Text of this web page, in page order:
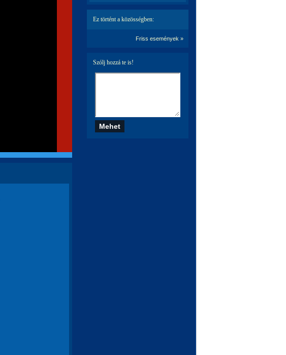
Ez történt a közösségben:
Friss események »
Szólj hozzá te is!